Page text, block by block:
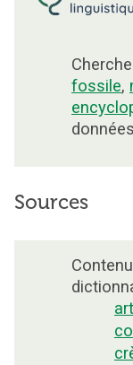
fossile,
Sources
art